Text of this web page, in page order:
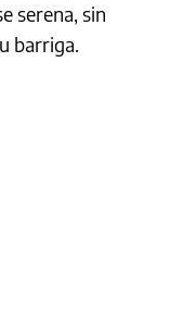
serena, sin
barriga.